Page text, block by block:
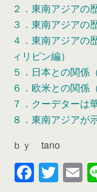
２．東南アジアの
３．東南アジアの
４．東南アジアの
ィリピン編）
５．日本との関係
６．欧米との関係
７．クーデターは
８．東南アジアが
ｂｙ tano
F T E